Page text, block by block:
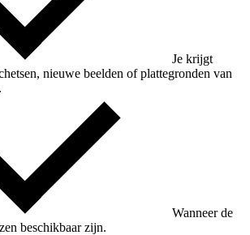
Je krijgt
nieuwe beelden of plattegronden van
Wanneer de
beschikbaar zijn.